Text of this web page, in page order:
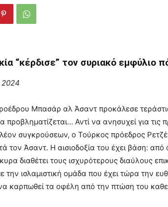
“κέρδισε” τον συριακό εμφύλιο
2024
Μπασάρ αλ Άσαντ προκάλεσε
προβληματίζεται… Αντί να ανησυχεί για τις
συγκρούσεων, ο Τούρκος πρόεδρος
τον Άσαντ. Η αισιοδοξία του έχει βάση:
διαθέτει τους ισχυρότερους διαύλους
την ισλαμιστική ομάδα που έχει τώρα την
καρπωθεί τα οφέλη από την πτώση του